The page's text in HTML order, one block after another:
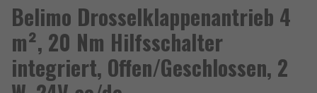
Belimo Drosselklappenantrieb 4
m², 20 Nm Hilfsschalter
integriert, Offen/Geschlossen, 2